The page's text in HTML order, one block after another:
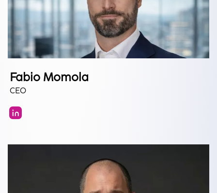
Fabio Momola
CEO